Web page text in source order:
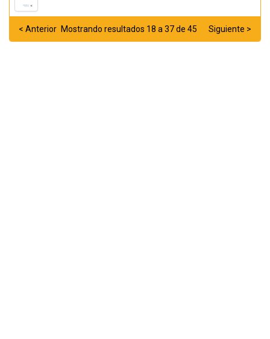
Mostrando resultados 18 a 37 de 45
< Anterior Siguiente >